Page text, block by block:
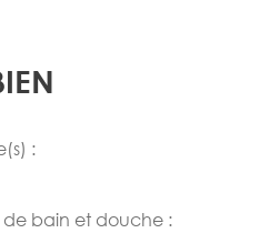
:
de bain et douche :